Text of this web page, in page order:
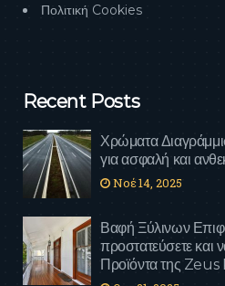
Πολιτική Cookies
Recent Posts
Χρώματα
για ασφαλή και
Νοέ 14, 2025
Βαφή Ξύλινων
προστατεύσετε και
Προϊόντα της